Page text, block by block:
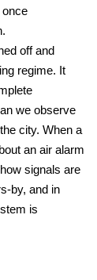
once
off and
regime. It
we observe
city. When a
an air alarm
signals are
by, and in
is